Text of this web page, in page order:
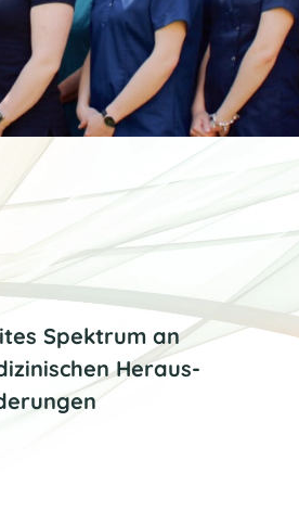
Spektrum an
Heraus­